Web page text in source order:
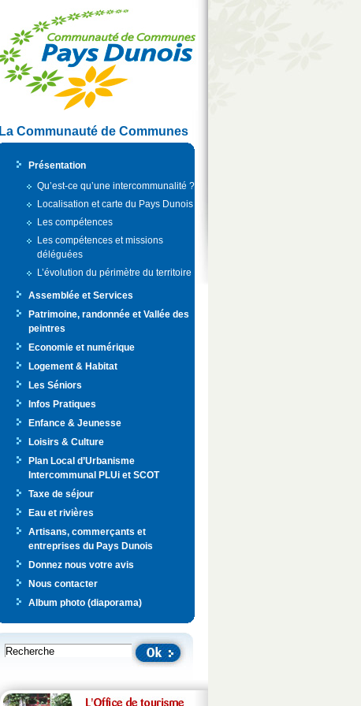
La Communauté de Communes
Présentation
Qu’est-ce qu’une intercommunalité ?
Localisation et carte du Pays Dunois
Les compétences
Les compétences et missions
déléguées
L’évolution du périmètre du territoire
Assemblée et Services
Patrimoine, randonnée et Vallée des
peintres
Economie et numérique
Logement & Habitat
Les Séniors
Infos Pratiques
Enfance & Jeunesse
Loisirs & Culture
Plan Local d’Urbanisme
Intercommunal PLUi et SCOT
Taxe de séjour
Eau et rivières
Artisans, commerçants et
entreprises du Pays Dunois
Donnez nous votre avis
Nous contacter
Album photo (diaporama)